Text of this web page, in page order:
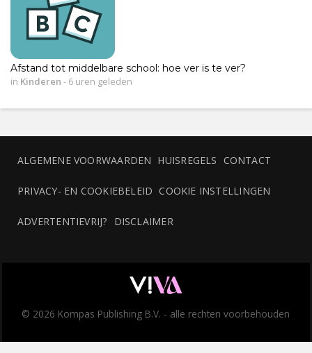
Afstand tot middelbare school: hoe ver is te ver?
in Kinderen - 6 uren geleden
ALGEMENE VOORWAARDEN HUISREGELS CONTACT
PRIVACY- EN COOKIEBELEID COOKIE INSTELLINGEN
ADVERTENTIEVRIJ? DISCLAIMER
© 2026 Kompas Publishing B.V. - alle rechten voorbehouden